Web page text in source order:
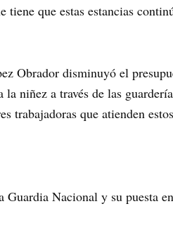
que estas estancias
Obrador disminuyó el
niñez a través de las
trabajadoras que atienden
Nacional y su puesta